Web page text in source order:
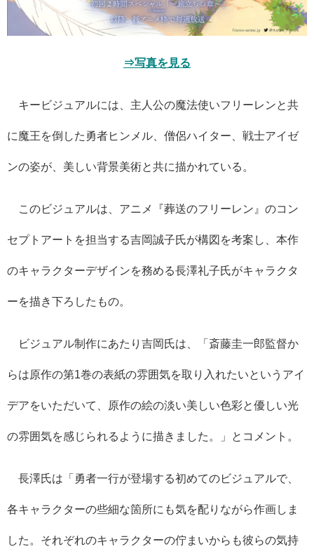
⇒写真を見る
キービジュアルには、主人公の魔法使いフリーレンと共
に魔王を倒した勇者ヒンメル、僧侶ハイター、戦士アイゼ
ンの姿が、美しい背景美術と共に描かれている。
このビジュアルは、アニメ『葬送のフリーレン』のコン
セプトアートを担当する吉岡誠子氏が構図を考案し、本作
のキャラクターデザインを務める長澤礼子氏がキャラクタ
ーを描き下ろしたもの。
ビジュアル制作にあたり吉岡氏は、「斎藤圭一郎監督か
らは原作の第1巻の表紙の雰囲気を取り入れたいというアイ
デアをいただいて、原作の絵の淡い美しい色彩と優しい光
の雰囲気を感じられるように描きました。」とコメント。
長澤氏は「勇者一行が登場する初めてのビジュアルで、
各キャラクターの些細な箇所にも気を配りながら作画しま
した。それぞれのキャラクターの佇まいからも彼らの気持